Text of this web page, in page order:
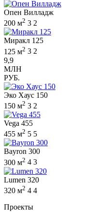
Опен Вилладж
200 м2 3 2
Миракл 125
125 м2 3 2
9,9
МЛН
РУБ.
Эко Хаус 150
150 м2 3 2
Vega 455
455 м2 5 5
Bayron 300
300 м2 4 3
Lumen 320
320 м2 4 4
Проекты